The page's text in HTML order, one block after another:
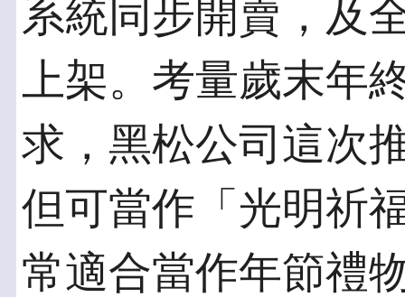
系統同步開賣，及
上架。考量歲末年
求，黑松公司這次
但可當作「光明祈
常適合當作年節禮